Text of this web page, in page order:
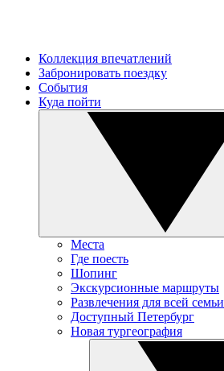
Коллекция впечатлений
Забронировать поездку
События
Куда пойти
Места
Где поесть
Шопинг
Экскурсионные маршруты
Развлечения для всей семьи
Доступный Петербург
Новая тургеография